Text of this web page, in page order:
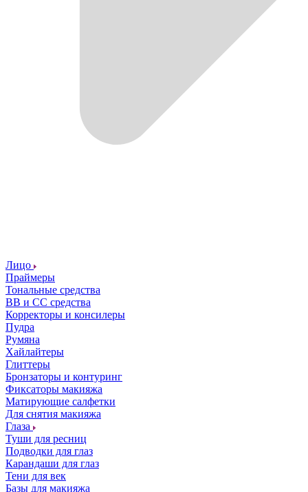
Лицо
Праймеры
Тональные средства
ВВ и СС средства
Корректоры и консилеры
Пудра
Румяна
Хайлайтеры
Глиттеры
Бронзаторы и контуринг
Фиксаторы макияжа
Матирующие салфетки
Для снятия макияжа
Глаза
Туши для ресниц
Подводки для глаз
Карандаши для глаз
Тени для век
Базы для макияжа